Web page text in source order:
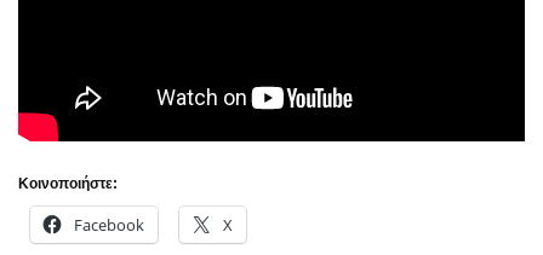
Κοινοποιήστε:
Facebook X